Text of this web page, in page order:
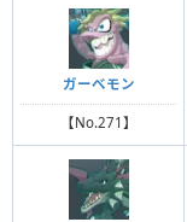
ガーべモン
【No.271】